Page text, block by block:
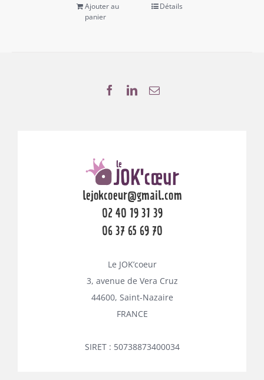
Ajouter au
panier
Détails
lejokcoeur@gmail.com
02 40 19 31 39
06 37 65 69 70
Le JOK’coeur
3, avenue de Vera Cruz
44600, Saint-Nazaire
FRANCE
SIRET : 50738873400034